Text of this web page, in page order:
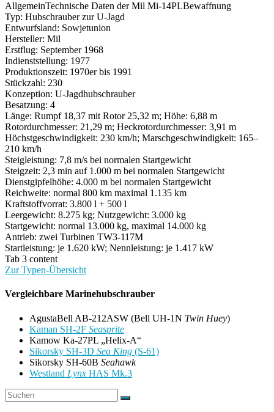
AllgemeinTechnische Daten der Mil Mi-14PLBewaffnung
Typ: Hubschrauber zur U-Jagd
Entwurfsland: Sowjetunion
Hersteller: Mil
Erstflug: September 1968
Indienststellung: 1977
Produktionszeit: 1970er bis 1991
Stückzahl: 230
Konzeption: U-Jagdhubschrauber
Besatzung: 4
Länge: Rumpf 18,37 mit Rotor 25,32 m; Höhe: 6,88 m
Rotordurchmesser: 21,29 m; Heckrotordurchmesser: 3,91 m
Höchstgeschwindigkeit: 230 km/h; Marschgeschwindigkeit: 165–
210 km/h
Steigleistung: 7,8 m/s bei normalen Startgewicht
Steigzeit: 2,3 min auf 1.000 m bei normalen Startgewicht
Dienstgipfelhöhe: 4.000 m bei normalen Startgewicht
Reichweite: normal 800 km maximal 1.135 km
Kraftstoffvorrat: 3.800 l + 500 l
Leergewicht: 8.275 kg; Nutzgewicht: 3.000 kg
Startgewicht: normal 13.000 kg, maximal 14.000 kg
Antrieb: zwei Turbinen TW3-117M
Startleistung: je 1.620 kW; Nennleistung: je 1.417 kW
Tab 3 content
Zur Typen-Übersicht
Vergleichbare Marinehubschrauber
AgustaBell AB-212ASW (Bell UH-1N Twin Huey)
Kaman SH-2F Seasprite
Kamow Ka-27PL „Helix-A“
Sikorsky SH-3D Sea King (S-61)
Sikorsky SH-60B Seahawk
Westland Lynx HAS Mk.3